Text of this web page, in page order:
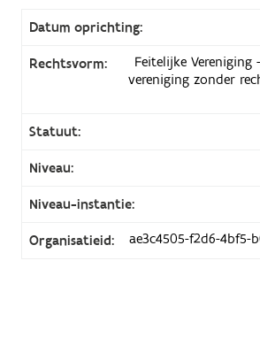
Datum oprichting:
Rechtsvorm:
Feitelijke
vereniging zonder
Statuut:
Niveau:
Niveau-instantie:
Organisatieid: ae3c4505-f2d6-4bf5-